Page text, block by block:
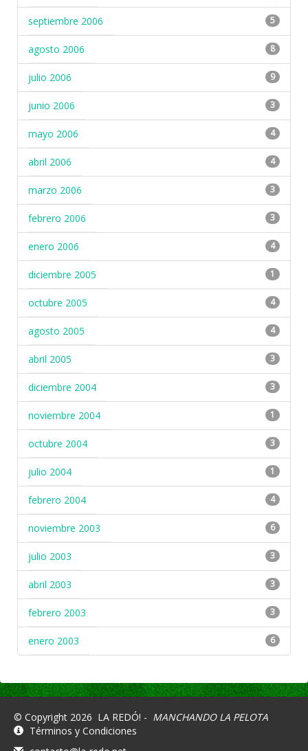
septiembre 2006 5
agosto 2006 8
julio 2006 9
junio 2006 3
mayo 2006 4
abril 2006 4
marzo 2006 3
febrero 2006 3
enero 2006 4
diciembre 2005 1
octubre 2005 4
agosto 2005 4
abril 2005 3
diciembre 2004 3
noviembre 2004 1
octubre 2004 3
julio 2004 1
febrero 2004 4
noviembre 2003 6
julio 2003 3
abril 2003 3
febrero 2003 3
enero 2003 6
© Copyright 2026 LA REDÓ! - MANCHANDO LA PELOTA
Términos y Condiciones